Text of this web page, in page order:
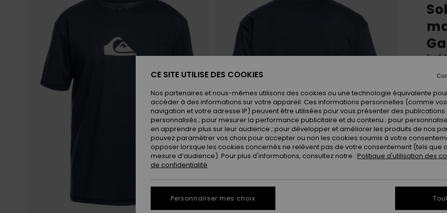
Surf
ECO-
8
CE SITE UTILISE DES COOKIES
Nos partenaires et nous-mêmes utilisons des cookies ou une technologie équivalente
accéder à des informations sur votre appareil. Ces informations personnelles (comme
navigation et votre adresse IP) peuvent être utilisées pour vous présenter des publications
personnalisés ; pour mesurer la performance publicitaire et du contenu ; pour
en apprendre plus sur leur audience ; pour développer et améliorer les produits de nos
pouvez paramétrer vos choix pour accepter ou non les cookies soumis à votre
opposer lorsque les cookies concernés ne relèvent pas de votre consentement (tels que
mesure d’audience). Pour plus d'informations, consultez notre : Politique d'utilisation des
de confidentialité
Personnaliser mes choix